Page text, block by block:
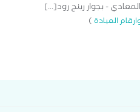
- بجوار رينج رود[...]
العيادة)